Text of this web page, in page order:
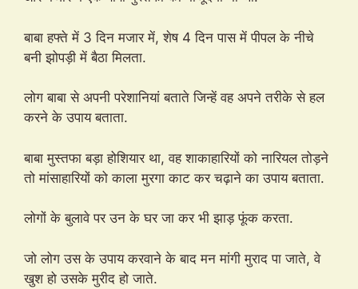
बाबा हफ्ते में 3 दिन मजार में, शेष 4 दिन पास में पीपल के नीचे
बनी झोपड़ी में बैठा मिलता.
लोग बाबा से अपनी परेशानियां बताते जिन्हें वह अपने तरीके से हल
करने के उपाय बताता.
बाबा मुस्तफा बड़ा होशियार था, वह शाकाहारियों को नारियल तोड़ने
तो मांसाहारियों को काला मुरगा काट कर चढ़ाने का उपाय बताता.
लोगों के बुलावे पर उन के घर जा कर भी झाड़ फूंक करता.
जो लोग उस के उपाय करवाने के बाद मन मांगी मुराद पा जाते, वे
खुश हो उसके मुरीद हो जाते.